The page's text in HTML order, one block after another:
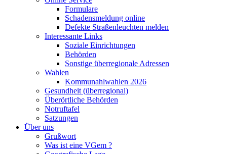
Formulare
Schadensmeldung online
Defekte Straßenleuchten melden
Interessante Links
Soziale Einrichtungen
Behörden
Sonstige überregionale Adressen
Wahlen
Kommunahlwahlen 2026
Gesundheit (überregional)
Überörtliche Behörden
Notruftafel
Satzungen
Über uns
Grußwort
Was ist eine VGem ?